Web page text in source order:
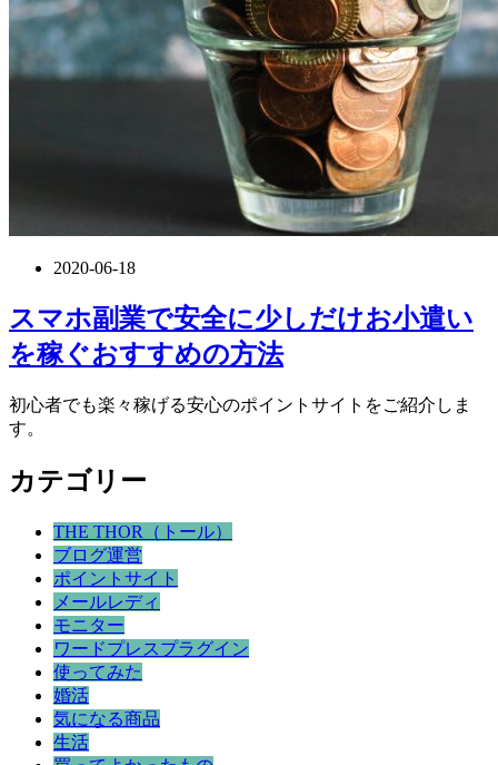
2020-06-18
スマホ副業で安全に少しだけお小遣い
を稼ぐおすすめの方法
初心者でも楽々稼げる安心のポイントサイトをご紹介しま
す。
カテゴリー
THE THOR（トール）
ブログ運営
ポイントサイト
メールレディ
モニター
ワードプレスプラグイン
使ってみた
婚活
気になる商品
生活